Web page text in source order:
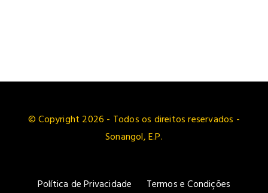
© Copyright 2026 - Todos os direitos reservados -
Sonangol, E.P.
Política de Privacidade Termos e Condições